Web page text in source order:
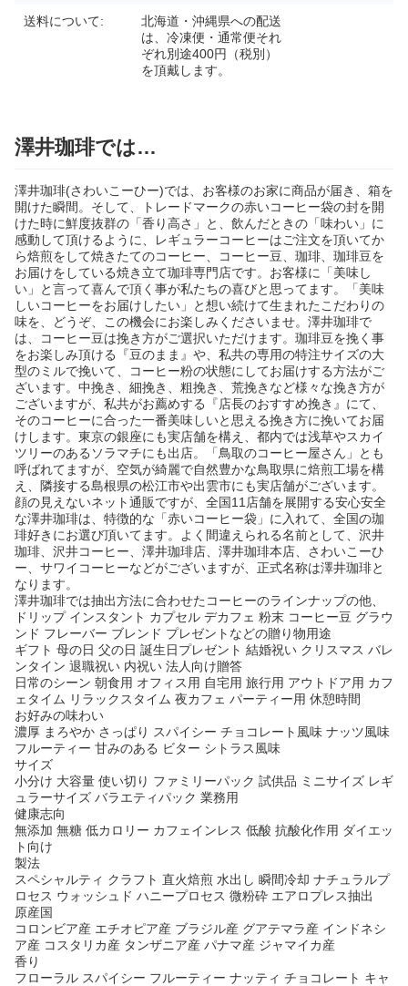
送料について:
北海道・沖縄県への配送
は、冷凍便・通常便それ
ぞれ別途400円（税別）
を頂戴します。
澤井珈琲では…
澤井珈琲(さわいこーひー)では、お客様のお家に商品が届き、箱を
開けた瞬間。そして、トレードマークの赤いコーヒー袋の封を開
けた時に鮮度抜群の「香り高さ」と、飲んだときの「味わい」に
感動して頂けるように、レギュラーコーヒーはご注文を頂いてか
ら焙煎をして焼きたてのコーヒー、コーヒー豆、珈琲、珈琲豆を
お届けをしている焼き立て珈琲専門店です。お客様に「美味し
い」と言って喜んで頂く事が私たちの喜びと思ってます。「美味
しいコーヒーをお届けしたい」と想い続けて生まれたこだわりの
味を、どうぞ、この機会にお楽しみくださいませ。澤井珈琲で
は、コーヒー豆は挽き方がご選択いただけます。珈琲豆を挽く事
をお楽しみ頂ける『豆のまま』や、私共の専用の特注サイズの大
型のミルで挽いて、コーヒー粉の状態にしてお届けする方法がご
ざいます。中挽き、細挽き、粗挽き、荒挽きなど様々な挽き方が
ございますが、私共がお薦めする『店長のおすすめ挽き』にて、
そのコーヒーに合った一番美味しいと思える挽き方に挽いてお届
けします。東京の銀座にも実店舗を構え、都内では浅草やスカイ
ツリーのあるソラマチにも出店。「鳥取のコーヒー屋さん」とも
呼ばれてますが、空気が綺麗で自然豊かな鳥取県に焙煎工場を構
え、隣接する島根県の松江市や出雲市にも実店舗がございます。
顔の見えないネット通販ですが、全国11店舗を展開する安心安全
な澤井珈琲は、特徴的な「赤いコーヒー袋」に入れて、全国の珈
琲好きにお選び頂いてます。よく間違えられる名前として、沢井
珈琲、沢井コーヒー、澤井珈琲店、澤井珈琲本店、さわいこーひ
ー、サワイコーヒーなどがございますが、正式名称は澤井珈琲と
なります。
澤井珈琲では抽出方法に合わせたコーヒーのラインナップの他、
ドリップ インスタント カプセル デカフェ 粉末 コーヒー豆 グラウ
ンド フレーバー ブレンド プレゼントなどの贈り物用途
ギフト 母の日 父の日 誕生日プレゼント 結婚祝い クリスマス バレ
ンタイン 退職祝い 内祝い 法人向け贈答
日常のシーン 朝食用 オフィス用 自宅用 旅行用 アウトドア用 カフ
ェタイム リラックスタイム 夜カフェ パーティー用 休憩時間
お好みの味わい
濃厚 まろやか さっぱり スパイシー チョコレート風味 ナッツ風味
フルーティー 甘みのある ビター シトラス風味
サイズ
小分け 大容量 使い切り ファミリーパック 試供品 ミニサイズ レギ
ュラーサイズ バラエティパック 業務用
健康志向
無添加 無糖 低カロリー カフェインレス 低酸 抗酸化作用 ダイエッ
ト向け
製法
スペシャルティ クラフト 直火焙煎 水出し 瞬間冷却 ナチュラルプ
ロセス ウォッシュド ハニープロセス 微粉砕 エアロプレス抽出
原産国
コロンビア産 エチオピア産 ブラジル産 グアテマラ産 インドネシ
ア産 コスタリカ産 タンザニア産 パナマ産 ジャマイカ産
香り
フローラル スパイシー フルーティー ナッティ チョコレート キャ